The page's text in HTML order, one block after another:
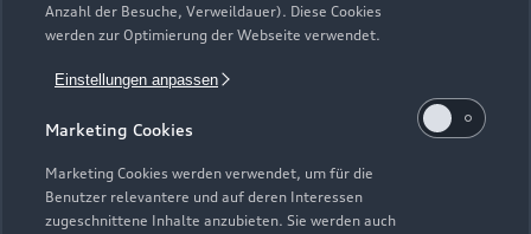
Anzahl der Besuche, Verweildauer). Diese Cookies
werden zur Optimierung der Webseite verwendet.
Einstellungen anpassen
Marketing Cookies
Marketing Cookies werden verwendet, um für die
Benutzer relevantere und auf deren Interessen
zugeschnittene Inhalte anzubieten. Sie werden auch
Universal-Reinigungstuch